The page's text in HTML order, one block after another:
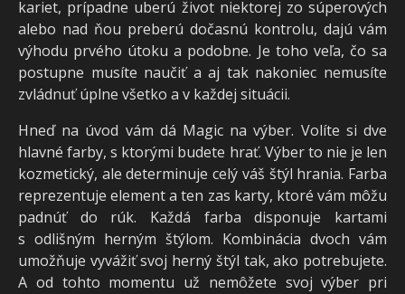
kariet, prípadne uberú život niektorej zo súperových
alebo nad ňou preberú dočasnú kontrolu, dajú vám
výhodu prvého útoku a podobne. Je toho veľa, čo sa
postupne musíte naučiť a aj tak nakoniec nemusíte
zvládnuť úplne všetko a v každej situácii.
Hneď na úvod vám dá Magic na výber. Volíte si dve
hlavné farby, s ktorými budete hrať. Výber to nie je len
kozmetický, ale determinuje celý váš štýl hrania. Farba
reprezentuje element a ten zas karty, ktoré vám môžu
padnúť do rúk. Každá farba disponuje kartami
s odlišným herným štýlom. Kombinácia dvoch vám
umožňuje vyvážiť svoj herný štýl tak, ako potrebujete.
A od tohto momentu už nemôžete svoj výber pri